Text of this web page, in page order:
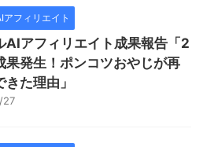
アフィリエイト
AIアフィリエイト成果報告「2
果発生！ポンコツおやじが再
た理由」
27